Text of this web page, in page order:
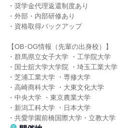
・奨学金代理返還制度あり
・外部・内部研修あり
・資格取得バックアップ
【OB･OG情報（先輩の出身校）】
・群馬県立女子大学 ・工学院大学
・国士舘大学大学院 ・埼玉工業大学
・芝浦工業大学 ・専修大学
・高崎商科大学 ・大東文化大学
・中央大学 ・東京農業大学
・新潟工科大学 ・日本大学
・共愛学園前橋国際大学・立教大学